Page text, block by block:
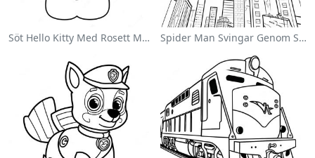
Söt Hello Kitty Med Rosett Målarbild Spider Man Svingar Genom Staden Målarbild